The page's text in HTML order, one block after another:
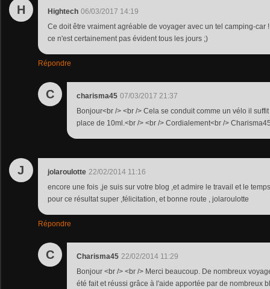
H Hightech 06/03/2017 14:19
Ce doit être vraiment agréable de voyager avec un tel camping-car
ce n'est certainement pas évident tous les jours ;)
Répondre
C charisma45 07/03/2017 21:37
Bonjour<br /> <br /> Cela se conduit comme un vélo il
place de 10ml.<br /> <br /> Cordialement<br />
J jolaroulotte 22/02/2014 11:16
encore une fois ,je suis sur votre blog ,et admire le travail et le
pour ce résultat super ,félicitation, et bonne route , jolaroulotte
Répondre
C Charisma45 22/02/2014 11:29
Bonjour <br /> <br /> Merci beaucoup. De nombreux
été fait et réussi grâce à l'aide apportée par de nombreux